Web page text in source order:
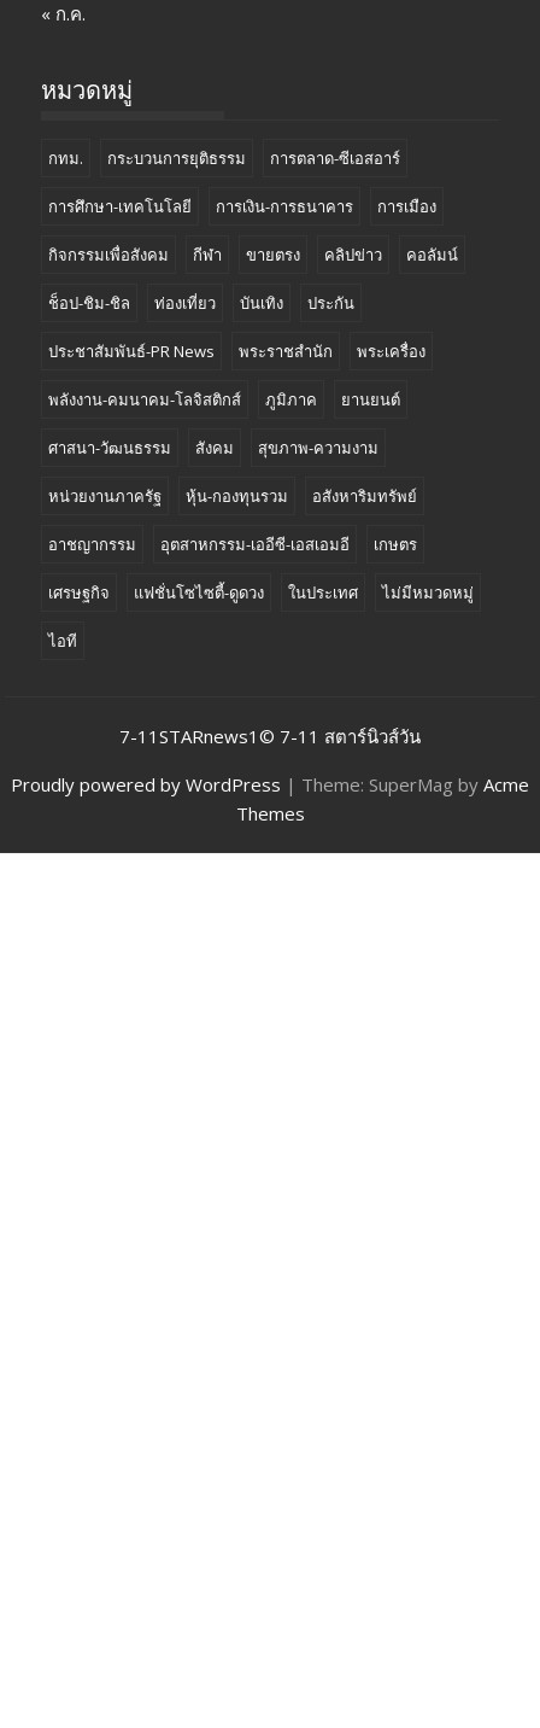
« ก.ค.
หมวดหมู่
กทม. กระบวนการยุติธรรม การตลาด-ซีเอสอาร์
การศึกษา-เทคโนโลยี การเงิน-การธนาคาร การเมือง
กิจกรรมเพื่อสังคม กีฬา ขายตรง คลิปข่าว คอลัมน์
ช็อป-ชิม-ชิล ท่องเที่ยว บันเทิง ประกัน
ประชาสัมพันธ์-PR News พระราชสำนัก พระเครื่อง
พลังงาน-คมนาคม-โลจิสติกส์ ภูมิภาค ยานยนต์
ศาสนา-วัฒนธรรม สังคม สุขภาพ-ความงาม
หน่วยงานภาครัฐ หุ้น-กองทุนรวม อสังหาริมทรัพย์
อาชญากรรม อุตสาหกรรม-เออีซี-เอสเอมอี เกษตร
เศรษฐกิจ แฟชั่นโซไซตี้-ดูดวง ในประเทศ ไม่มีหมวดหมู่
ไอที
7-11STARnews1© 7-11 สตาร์นิวส์วัน
Proudly powered by WordPress | Theme: SuperMag by Acme
Themes